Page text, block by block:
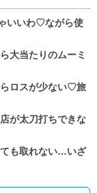
いいわ♡ながら使
大当たりのムーミ
ロスが少ない♡旅
が太刀打ちできな
も取れない…いざ